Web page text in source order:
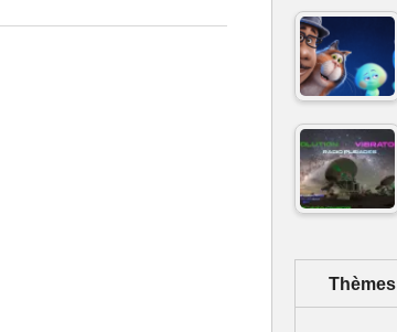
Thèmes